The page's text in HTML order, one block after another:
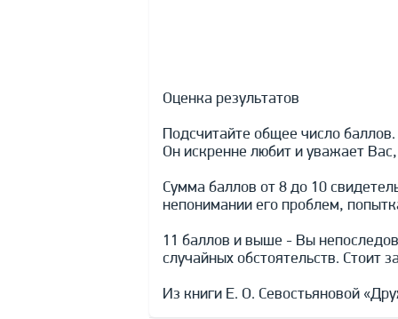
Оценка результатов
Подсчитайте общее число
Он искренне любит и уважает
Сумма баллов от 8 до 10
непонимании его проблем,
11 баллов и выше - Вы
случайных обстоятельств. Стоит
Из книги Е. О. Севостьяновой